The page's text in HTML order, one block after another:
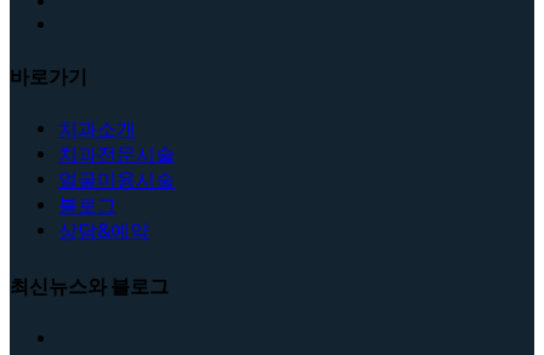
바로가기
치과소개
치과전문시술
얼굴미용시술
블로그
상담&예약
최신뉴스와 블로그